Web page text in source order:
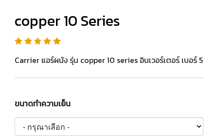
copper 10 Series
Carrier แอร์ผนัง รุ่น copper 10 series อินเวอร์เตอร์ เบอร์ 5
ขนาดทำความเย็น